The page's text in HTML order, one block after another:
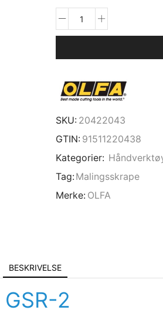
SKU: 20422043
GTIN: 91511220438
Kategorier:
Tag: Malingsskrape
Merke: OLFA
BESKRIVELSE
GSR-2